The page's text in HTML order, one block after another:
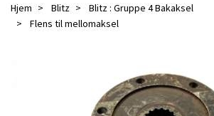
Hjem Blitz
Blitz : Gruppe 4 Bakaksel
Flens til mellomaksel